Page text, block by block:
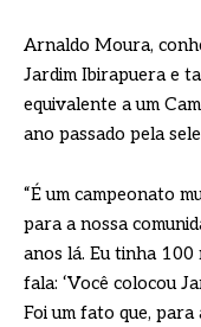
Arnaldo Moura,
Jardim Ibirapuera e
equivalente a um
ano passado pela
“É um campeonato
para a nossa
anos lá. Eu tinha 100
fala: ‘Você colocou
Foi um fato que, para